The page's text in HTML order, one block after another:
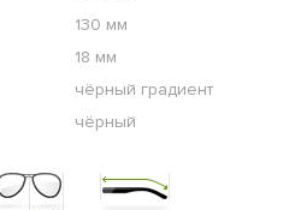
130 мм
18 мм
чёрный градиент
чёрный